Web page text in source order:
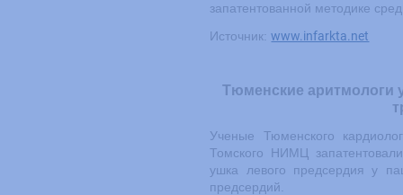
запатентованной методике
Источник:www.infarkta.net
Тюменские аритмологи
Ученые Тюменского
Томского НИМЦ
ушка левого предсердия у
предсердий.